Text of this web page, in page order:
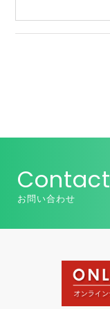
Contact
お問い合わせ